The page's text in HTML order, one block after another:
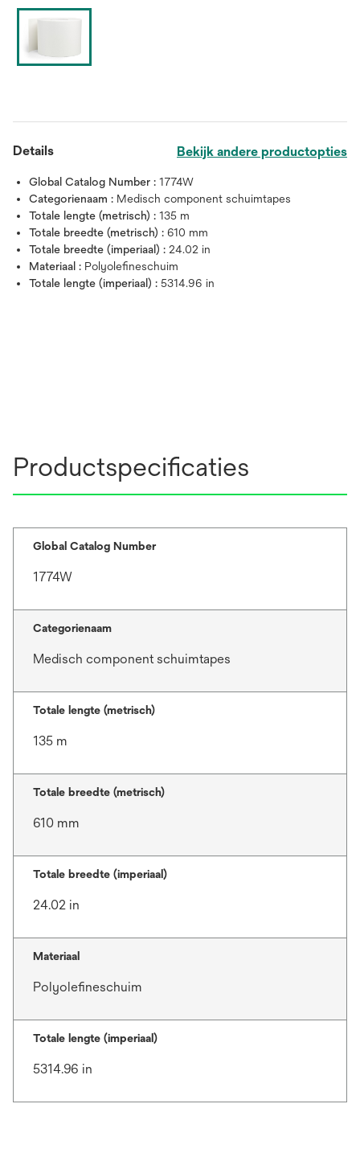
Details Bekijk andere productopties
Global Catalog Number : 1774W
Categorienaam : Medisch component schuimtapes
Totale lengte (metrisch) : 135 m
Totale breedte (metrisch) : 610 mm
Totale breedte (imperiaal) : 24.02 in
Materiaal : Polyolefineschuim
Totale lengte (imperiaal) : 5314.96 in
Productspecificaties
Global Catalog Number
1774W
Categorienaam
Medisch component schuimtapes
Totale lengte (metrisch)
135 m
Totale breedte (metrisch)
610 mm
Totale breedte (imperiaal)
24.02 in
Materiaal
Polyolefineschuim
Totale lengte (imperiaal)
5314.96 in